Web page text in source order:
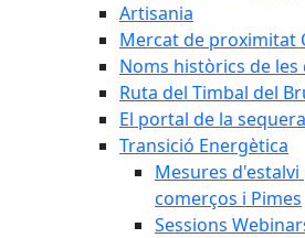
Artisania
Mercat de proximitat
Noms històrics de les
Ruta del Timbal del
El portal de la sequera
Transició Energètica
Mesures
comerços i Pimes
Sessions